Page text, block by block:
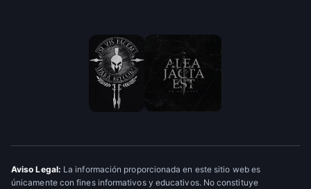
Aviso Legal: La información proporcionada en este sitio web es
únicamente con fines informativos y educativos. No constituye